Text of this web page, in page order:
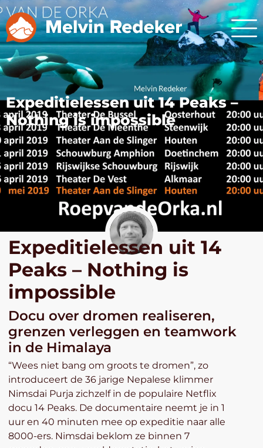
Expeditielessen uit 14 Peaks –
Nothing is impossible
Expeditielessen uit 14
Peaks – Nothing is
impossible
Docu over dromen realiseren,
grenzen verleggen en teamwork
in de Himalaya
“Wees niet bang om groots te dromen”, zo
introduceert de 36 jarige Nepalese klimmer
Nimsdai Purja zichzelf in de populaire Netflix
docu 14 Peaks. De documentaire neemt je in 1
uur en 40 minuten mee op expeditie naar alle
8000-ers. Nimsdai beklom ze binnen 7